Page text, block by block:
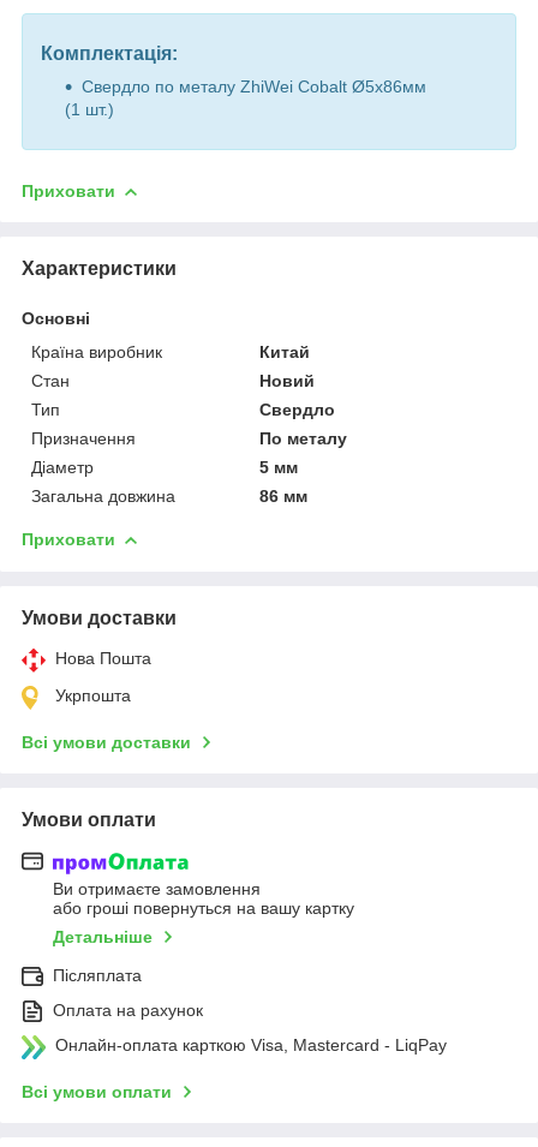
Комплектація:
Свердло по металу ZhiWei Cobalt Ø5х86мм
(1 шт.)
Приховати
Характеристики
Основні
Країна виробник
Китай
Стан
Новий
Тип
Свердло
Призначення
По металу
Діаметр
5 мм
Загальна довжина
86 мм
Приховати
Умови доставки
Нова Пошта
Укрпошта
Всі умови доставки
Умови оплати
Ви отримаєте замовлення
або гроші повернуться на вашу картку
Детальніше
Післяплата
Оплата на рахунок
Онлайн-оплата карткою Visa, Mastercard - LiqPay
Всі умови оплати